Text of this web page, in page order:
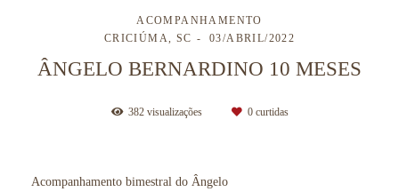
ACOMPANHAMENTO
CRICIÚMA, SC
03/ABRIL/2022
ÂNGELO BERNARDINO 10 MESES
382visualizações 0curtidas
Acompanhamento bimestral do Ângelo